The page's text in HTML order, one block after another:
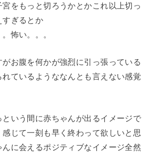
をもっと切ろうかとかこれ以上切っ
すぎるとか
怖い。。。
お腹を何かが強烈に引っ張っている
れているようななんとも言えない感覚
いう間に赤ちゃんが出るイメージで
感じて一刻も早く終わって欲しいと思
に会えるポジティブなイメージ全然